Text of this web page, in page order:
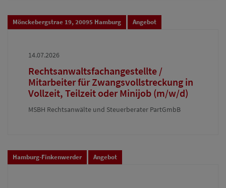
Mönckebergstrae 19, 20095 Hamburg Angebot
14.07.2026
Rechtsanwaltsfachangestellte /
Mitarbeiter für Zwangsvollstreckung in
Vollzeit, Teilzeit oder Minijob (m/w/d)
MSBH Rechtsanwälte und Steuerberater PartGmbB
Hamburg-Finkenwerder Angebot